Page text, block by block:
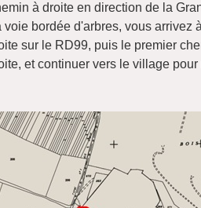
à droite en direction de la
voie bordée d'arbres, vous arrivez
sur le RD99, puis le premier
et continuer vers le village